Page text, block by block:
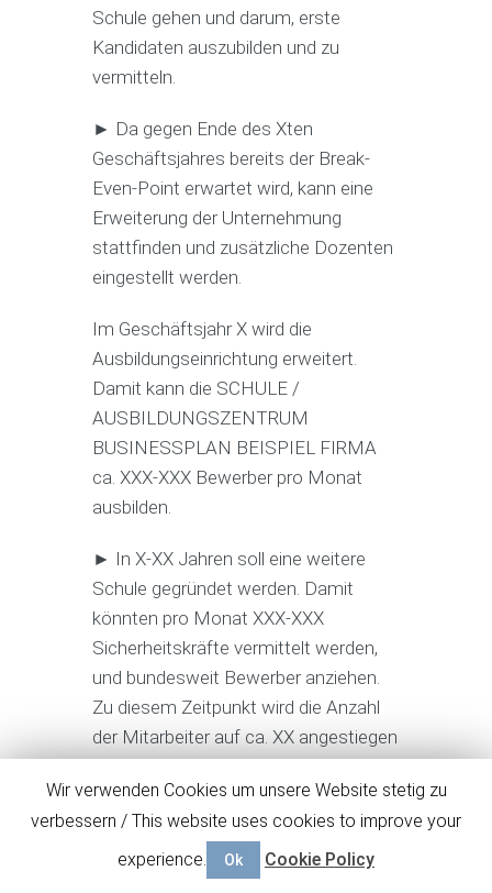
Schule gehen und darum, erste
Kandidaten auszubilden und zu
vermitteln.
► Da gegen Ende des Xten
Geschäftsjahres bereits der Break-
Even-Point erwartet wird, kann eine
Erweiterung der Unternehmung
stattfinden und zusätzliche Dozenten
eingestellt werden.
Im Geschäftsjahr X wird die
Ausbildungseinrichtung erweitert.
Damit kann die SCHULE /
AUSBILDUNGSZENTRUM
BUSINESSPLAN BEISPIEL FIRMA
ca. XXX-XXX Bewerber pro Monat
ausbilden.
► In X-XX Jahren soll eine weitere
Schule gegründet werden. Damit
könnten pro Monat XXX-XXX
Sicherheitskräfte vermittelt werden,
und bundesweit Bewerber anziehen.
Zu diesem Zeitpunkt wird die Anzahl
der Mitarbeiter auf ca. XX angestiegen
Mio. € liegen.
Binnen XX Jahren soll sich die
SCHULE / AUSBILDUNGSZENTRUM
Wir verwenden Cookies um unsere Website stetig zu
verbessern / This website uses cookies to improve your
experience.
Ok Cookie Policy